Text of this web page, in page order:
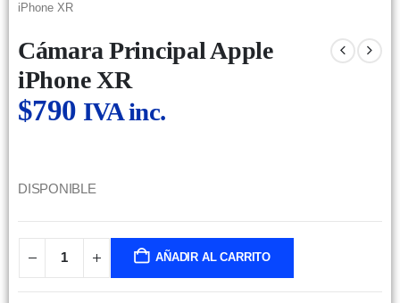
iPhone XR
Cámara Principal Apple
iPhone XR
$790 IVA inc.
DISPONIBLE
AÑADIR AL CARRITO